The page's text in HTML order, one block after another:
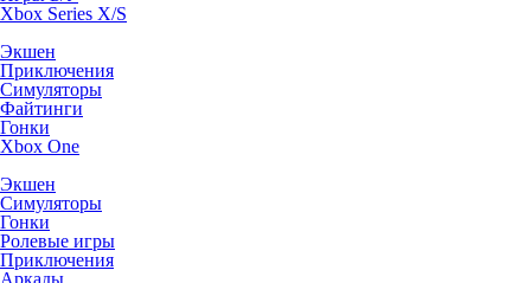
Xbox Series X/S
Экшен
Приключения
Симуляторы
Файтинги
Гонки
Xbox One
Экшен
Симуляторы
Гонки
Ролевые игры
Приключения
Аркады